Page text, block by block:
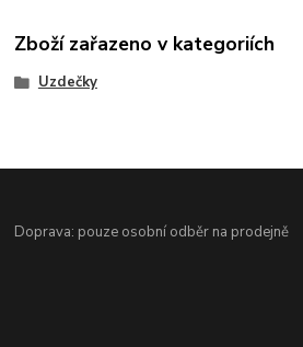
Zboží zařazeno v kategoriích
Uzdečky
Doprava: pouze osobní odběr na prodejně